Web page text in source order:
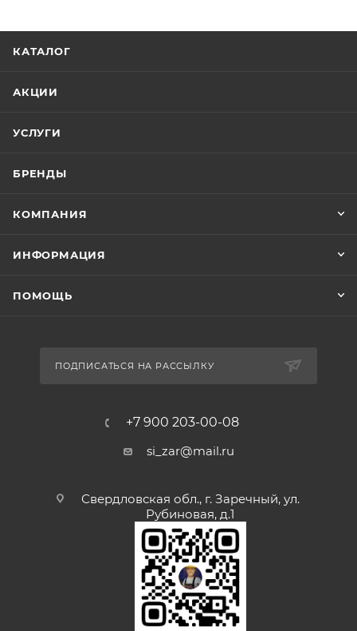
КАТАЛОГ
АКЦИИ
УСЛУГИ
БРЕНДЫ
КОМПАНИЯ
ИНФОРМАЦИЯ
ПОМОЩЬ
ПОДПИСАТЬСЯ НА РАССЫЛКУ
+7 900 203-00-08
si_zar@mail.ru
Свердловская обл., г. Заречный, ул.
Рубиновая, д.1